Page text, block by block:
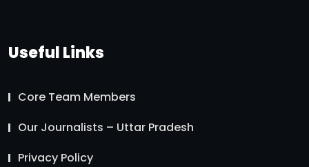
Useful Links
Core Team Members
Our Journalists – Uttar Pradesh
Privacy Policy